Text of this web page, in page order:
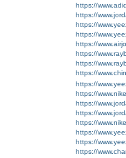
https://
https://
https://
https://
https://
https://
https://
https://
https://
https://
https://
https://
https://
https://
https://
https://